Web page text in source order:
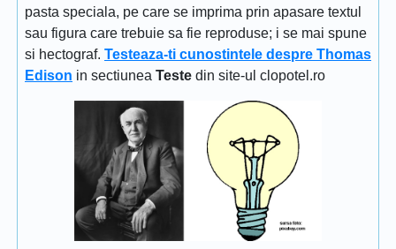
pasta speciala, pe care se imprima prin apasare textul
sau figura care trebuie sa fie reproduse; i se mai spune
si hectograf. Testeaza-ti cunostintele despre Thomas
Edison in sectiunea Teste din site-ul clopotel.ro